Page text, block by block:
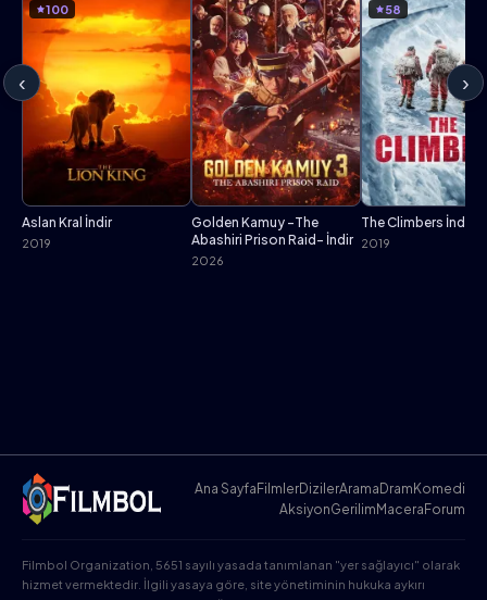
‹
100
Aslan Kral İndir
2019
Golden Kamuy -The
Abashiri Prison Raid- İndir
2026
58
The Climbers İndir
2019
›
Ana SayfaFilmlerDizilerAramaDramKomedi
AksiyonGerilimMaceraForum
Filmbol Organization, 5651 sayılı yasada tanımlanan "yer sağlayıcı" olarak
hizmet vermektedir. İlgili yasaya göre, site yönetiminin hukuka aykırı